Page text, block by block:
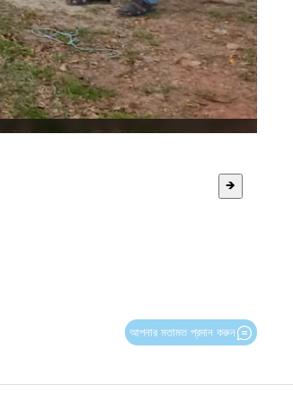
🡺
আপনার মতামত প্রদান করুন